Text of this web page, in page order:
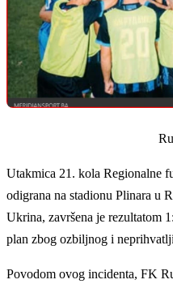
Utakmica 21. kola Regionalne
odigrana na stadionu Plinara u
Ukrina, završena je rezultatom
plan zbog ozbiljnog i
Povodom ovog incidenta, FK